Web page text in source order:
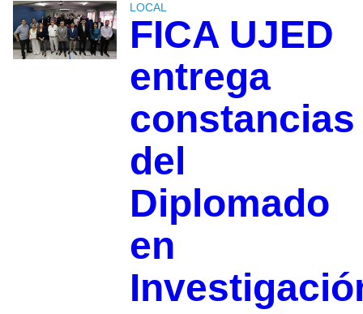
LOCAL
FICA UJED
entrega
constancias
del
Diplomado
en